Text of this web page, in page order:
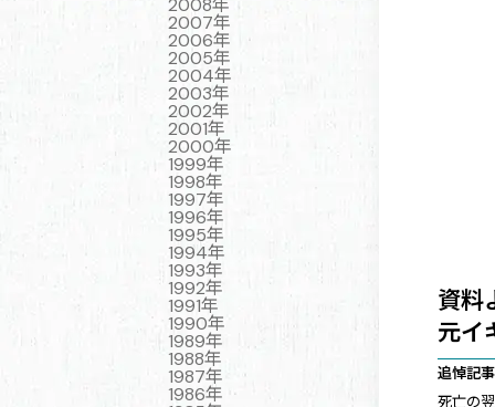
資料
元イ
追悼記
死亡の
2008年
2007年
2006年
2005年
2004年
2003年
2002年
2001年
2000年
1999年
1998年
1997年
1996年
1995年
1994年
1993年
1992年
1991年
1990年
1989年
1988年
1987年
1986年